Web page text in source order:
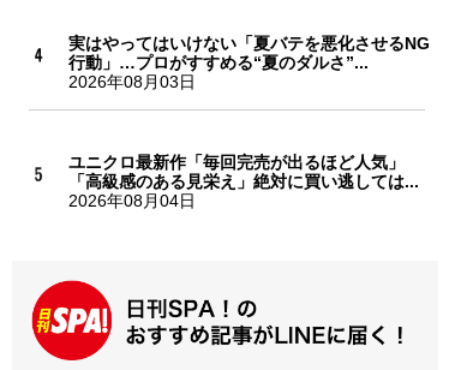
実はやってはいけない「夏バテを悪化させるNG
行動」…プロがすすめる“夏のダルさ”...
2026年08月03日
ユニクロ最新作「毎回完売が出るほど人気」
「高級感のある見栄え」絶対に買い逃しては...
2026年08月04日